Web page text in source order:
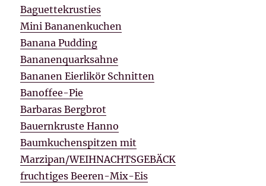
Baguettekrusties
Mini Bananenkuchen
Banana Pudding
Bananenquarksahne
Bananen Eierlikör Schnitten
Banoffee-Pie
Barbaras Bergbrot
Bauernkruste Hanno
Baumkuchenspitzen mit
Marzipan/WEIHNACHTSGEBÄCK
fruchtiges Beeren-Mix-Eis